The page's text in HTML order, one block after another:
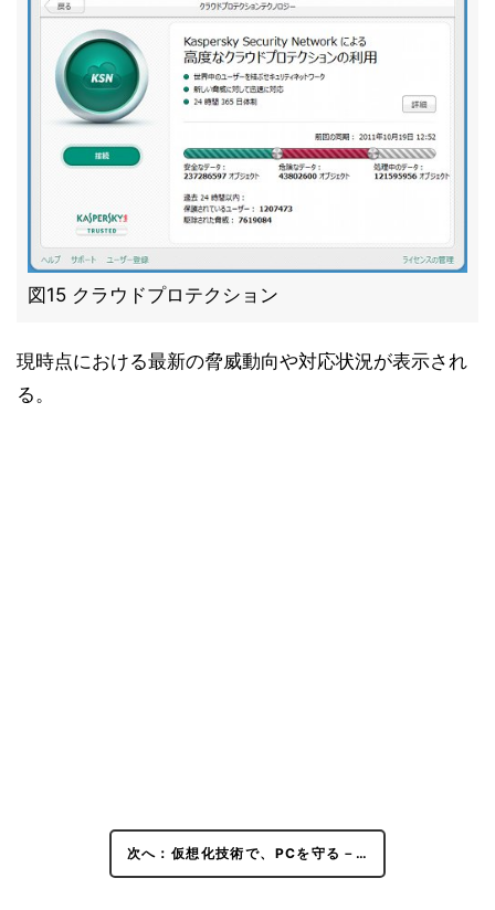
図15 クラウドプロテクション
現時点における最新の脅威動向や対応状況が表示され
る。
次へ：仮想化技術で、PCを守る－…